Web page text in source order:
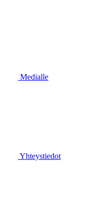
Medialle
Yhteystiedot